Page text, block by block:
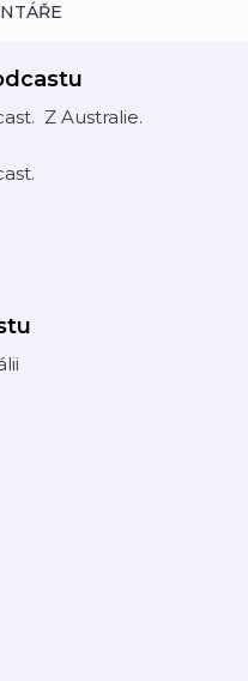
Z Australie.